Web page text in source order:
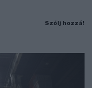
Szólj hozzá!